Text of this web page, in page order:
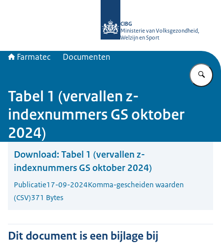
CIBG
Ministerie van Volksgezondheid,
Welzijn en Sport
Farmatec Documenten
Tabel 1 (vervallen z-
indexnummers GS oktober
2024)
Download: Tabel 1 (vervallen z-
indexnummers GS oktober 2024)
Publicatie17-09-2024Komma-gescheiden waarden
(CSV)371 Bytes
Dit document is een bijlage bij